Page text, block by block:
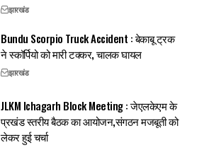
झारखंड
Bundu Scorpio Truck Accident : बेकाबू ट्रक
ने स्कॉर्पियो को मारी टक्कर, चालक घायल
झारखंड
JLKM Ichagarh Block Meeting : जेएलकेएम के
प्रखंड स्तरीय बैठक का आयोजन,संगठन मजबूती को
लेकर हुई चर्चा